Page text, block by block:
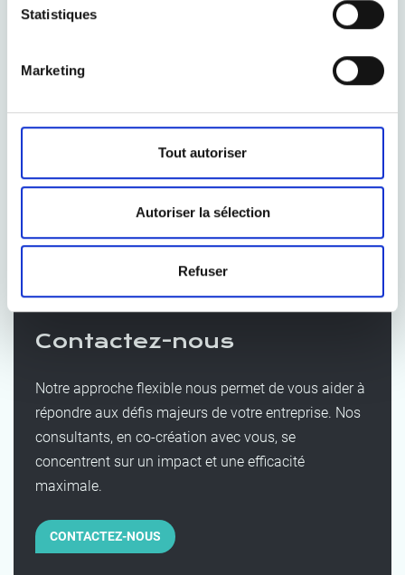
Statistiques
Marketing
Tout autoriser
Autoriser la sélection
Refuser
Gaëtan Haenecour
Contactez-nous
Notre approche flexible nous permet de vous aider à
répondre aux défis majeurs de votre entreprise. Nos
consultants, en co-création avec vous, se
concentrent sur un impact et une efficacité
maximale.
CONTACTEZ-NOUS